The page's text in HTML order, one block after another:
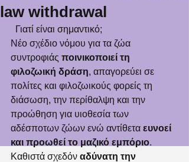
law withdrawal
  Γιατί είναι σημαντικό;
Νέο σχέδιο νόμου για τα ζώα
συντροφιάς ποινικοποιεί τη
φιλοζωική δράση, απαγορεύει σε
πολίτες και φιλοζωικούς φορείς τη
διάσωση, την περίθαλψη και την
προώθηση για υιοθεσία των
αδέσποτων ζώων ενώ αντίθετα ευνοεί
και προωθεί το μαζικό εμπόριο.
Καθιστά σχεδόν αδύνατη την